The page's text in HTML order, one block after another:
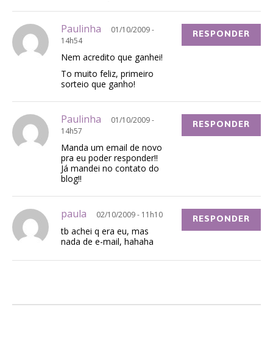
Paulinha
01/10/2009 -
14h54
Nem acredito que ganhei!
To muito feliz, primeiro
sorteio que ganho!
RESPONDER
Paulinha
01/10/2009 -
14h57
Manda um email de novo
pra eu poder responder!!
Já mandei no contato do
blog!!
RESPONDER
paula 02/10/2009 - 11h10
tb achei q era eu, mas
nada de e-mail, hahaha
RESPONDER